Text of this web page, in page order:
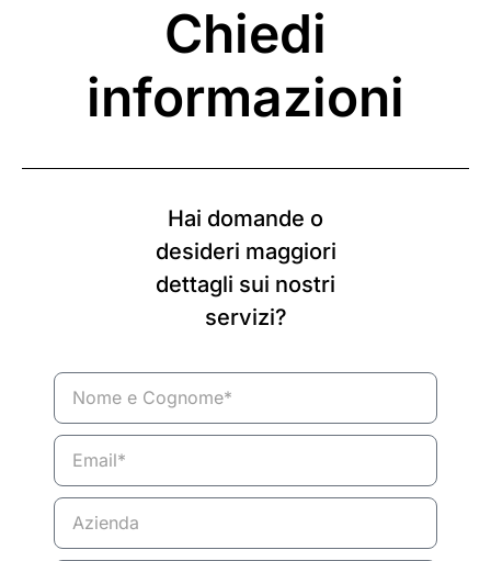
Chiedi
informazioni
Hai domande o
desideri maggiori
dettagli sui nostri
servizi?